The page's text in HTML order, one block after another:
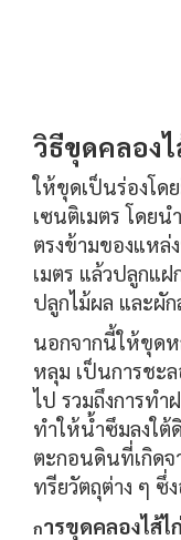
วิธีขุดคลองไ
ให้ขุดเป็นร่องโด
เซนติเมตร โดย
ตรงข้ามของแหล่
เมตร แล้วปลูกแ
ปลูกไม้ผล และผั
นอกจากนี้ให้ขุด
หลุม เป็นการชะ
ไป รวมถึงการทำ
ทำให้น้ำซึมลงใต้
ตะกอนดินที่เกิด
ทรียวัตถุต่าง ๆ ซึ่
การขุดคลองไส้